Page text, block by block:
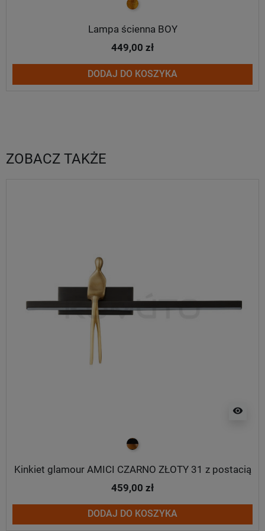
złoty
Lampa ścienna BOY
449,00 zł
DODAJ DO KOSZYKA
ZOBACZ TAKŻE
visibility
czarno złoty
Kinkiet glamour AMICI CZARNO ZŁOTY 31 z postacią
459,00 zł
DODAJ DO KOSZYKA